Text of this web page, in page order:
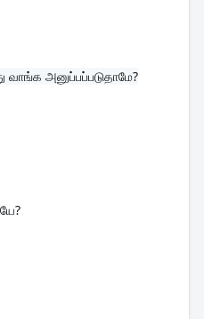
வாங்க அனுப்பப்படுதாமே?